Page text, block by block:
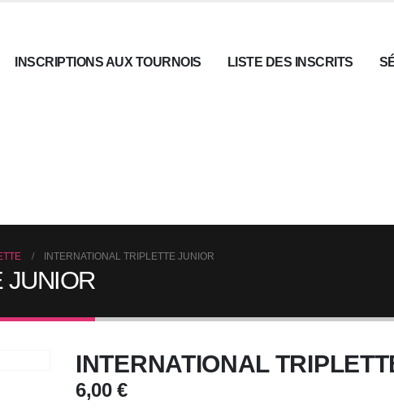
INSCRIPTIONS AUX TOURNOIS LISTE DES INSCRITS
INTERNATIONAL TRIPLETTE JUNIOR
JUNIOR
INTERNATIONAL
6,00 €